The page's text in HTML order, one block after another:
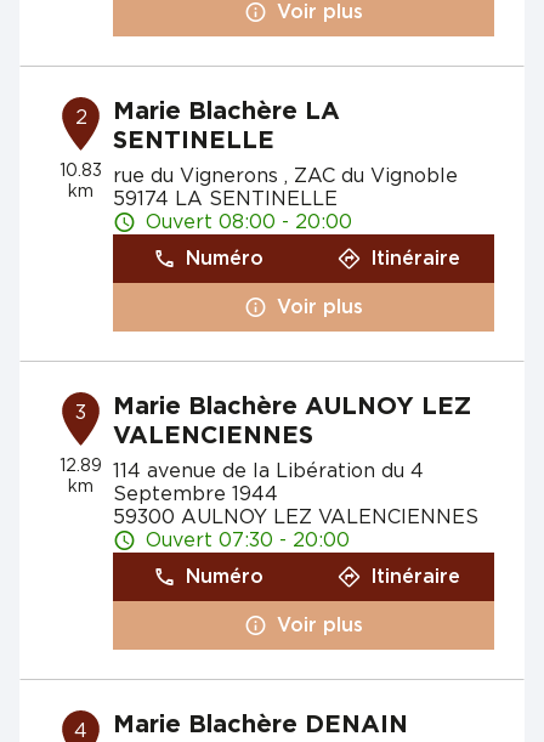
Voir plus
2
10.83
km
Marie Blachère LA
SENTINELLE
rue du Vignerons , ZAC du Vignoble
59174 LA SENTINELLE
Ouvert 08:00 - 20:00
Numéro
Itinéraire
Voir plus
3
12.89
km
Marie Blachère AULNOY LEZ
VALENCIENNES
114 avenue de la Libération du 4
Septembre 1944
59300 AULNOY LEZ VALENCIENNES
Ouvert 07:30 - 20:00
Numéro
Itinéraire
Voir plus
4 Marie Blachère DENAIN